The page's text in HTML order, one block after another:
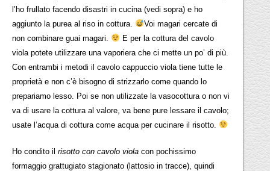
l’ho frullato facendo disastri in cucina (vedi sopra) e ho
aggiunto la purea al riso in cottura.
Voi magari cercate di
non combinare guai magari.
E per la cottura del cavolo
viola potete utilizzare una vaporiera che ci mette un po’ di più.
Con entrambi i metodi il cavolo cappuccio viola tiene tutte le
proprietà e non c’è bisogno di strizzarlo come quando lo
prepariamo lesso. Poi se non utilizzate la vasocottura o non vi
va di usare la cottura al valore, va bene pure lessare il cavolo;
usate l’acqua di cottura come acqua per cucinare il risotto.
Ho condito ilrisotto con cavolo viola con pochissimo
formaggio grattugiato stagionato (lattosio in tracce), quindi